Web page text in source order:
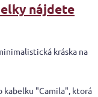
nájdete
kráska na
kabelku "Camila", ktorá